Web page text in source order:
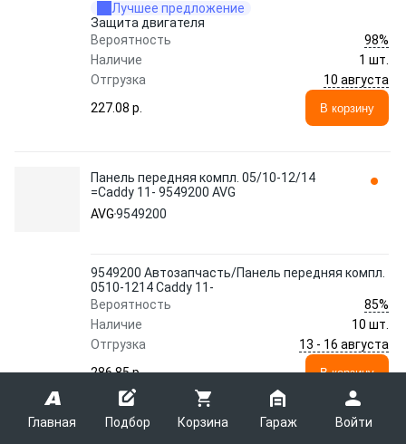
Главная Подбор Корзина Гараж Войти
Лучшее предложение
Защита двигателя
Вероятность
98%
Наличие
1 шт.
Отгрузка
10 августа
227.08 p.
В корзину
Панель передняя компл. 05/10-12/14
=Caddy 11- 9549200 AVG
AVG9549200
9549200 Автозапчасть/Панель передняя компл.
0510-1214 Caddy 11-
Вероятность
85%
Наличие
10 шт.
Отгрузка
13 - 16 августа
286.85 p.
В корзину
9549200 Автозапчасть/Панель передняя компл.